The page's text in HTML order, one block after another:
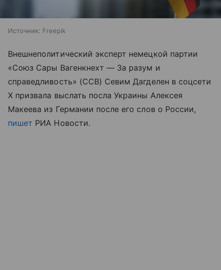
Источник: Freepik
Внешнеполитический эксперт немецкой партии
«Союз Сары Вагенкнехт — За разум и
справедливость» (ССВ) Севим Дагделен в соцсети
X призвала выслать посла Украины Алексея
Макеева из Германии после его слов о России,
пишет РИА Новости.